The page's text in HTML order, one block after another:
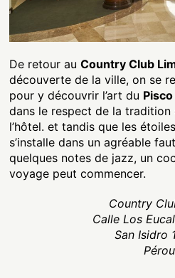
De retour au Country Club
découverte de la ville, on se
pour y découvrir l’art du
dans le respect de la tradition
l’hôtel. et tandis que les
s’installe dans un agréable
quelques notes de jazz, un
voyage peut commencer.
Country
Calle Los
San Isidro
Pérou